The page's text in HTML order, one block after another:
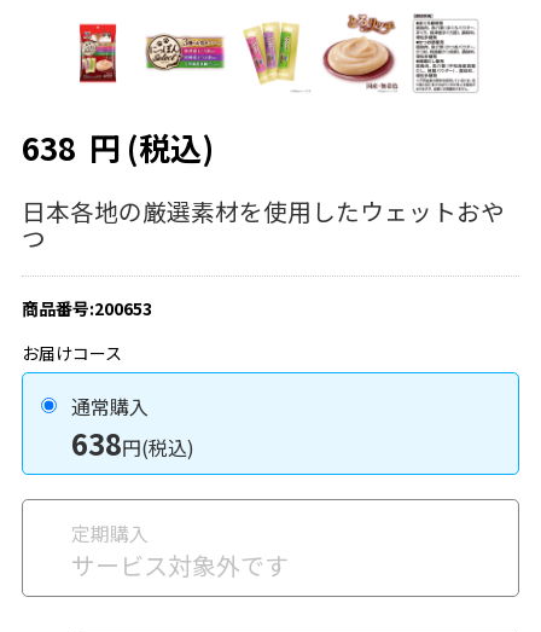
りに
登録
ェ
ア
638 円 (税込)
日本各地の厳選素材を使用したウェットおや
つ
商品番号:200653
お届けコース
通常購入
638円(税込)
定期購入
サービス対象外です